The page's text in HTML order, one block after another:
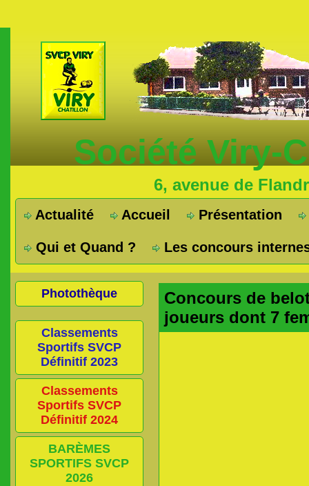
Société Viry-
6, avenue de
Actualité Accueil Présentation
Qui et Quand ? Les concours
Photothèque
Classements
Sportifs SVCP
Définitif 2023
Classements
Sportifs SVCP
Définitif 2024
BARÈMES
SPORTIFS SVCP
2026
Concours de
joueurs dont 7